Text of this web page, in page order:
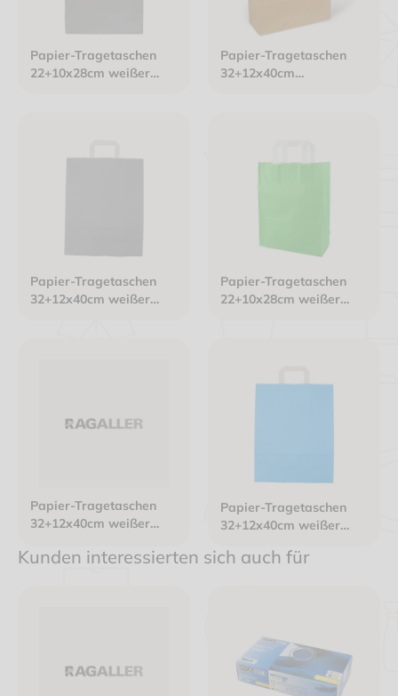
Papier-Tragetaschen
22+10x28cm weißer
Papier-Tragetaschen
32+12x40cm
Papier-Tragetaschen
32+12x40cm weißer
Papier-Tragetaschen
22+10x28cm weißer
Papier-Tragetaschen
32+12x40cm weißer
80g/m² blau
Papier-Tragetaschen
32+12x40cm weißer
80g/m² hellblau
Kunden interessierten sich auch für